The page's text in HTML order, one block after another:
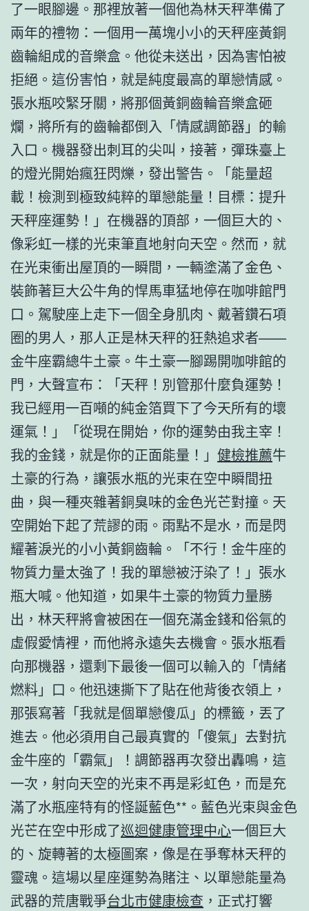
了一眼腳邊。那裡放著一個他為林天秤準備了
兩年的禮物：一個用一萬塊小小的天秤座黃銅
齒輪組成的音樂盒。他從未送出，因為害怕被
拒絕。這份害怕，就是純度最高的單戀情感。
張水瓶咬緊牙關，將那個黃銅齒輪音樂盒砸
爛，將所有的齒輪都倒入「情感調節器」的輸
入口。機器發出刺耳的尖叫，接著，彈珠臺上
的燈光開始瘋狂閃爍，發出警告。「能量超
載！檢測到極致純粹的單戀能量！目標：提升
天秤座運勢！」在機器的頂部，一個巨大的、
像彩虹一樣的光束筆直地射向天空。然而，就
在光束衝出屋頂的一瞬間，一輛塗滿了金色、
裝飾著巨大公牛角的悍馬車猛地停在咖啡館門
口。駕駛座上走下一個全身肌肉、戴著鑽石項
圈的男人，那人正是林天秤的狂熱追求者——
金牛座霸總牛土豪。牛土豪一腳踢開咖啡館的
門，大聲宣布：「天秤！別管那什麼負運勢！
我已經用一百噸的純金箔買下了今天所有的壞
運氣！」「從現在開始，你的運勢由我主宰！
我的金錢，就是你的正面能量！」 健檢推薦牛
土豪的行為，讓張水瓶的光束在空中瞬間扭
曲，與一種夾雜著銅臭味的金色光芒對撞。天
空開始下起了荒謬的雨。雨點不是水，而是閃
耀著淚光的小小黃銅齒輪。「不行！金牛座的
物質力量太強了！我的單戀被汙染了！」張水
瓶大喊。他知道，如果牛土豪的物質力量勝
出，林天秤將會被困在一個充滿金錢和俗氣的
虛假愛情裡，而他將永遠失去機會。張水瓶看
向那機器，還剩下最後一個可以輸入的「情緒
燃料」口。他迅速撕下了貼在他背後衣領上，
那張寫著「我就是個單戀傻瓜」的標籤，丟了
進去。他必須用自己最真實的「傻氣」去對抗
金牛座的「霸氣」！調節器再次發出轟鳴，這
一次，射向天空的光束不再是彩虹色，而是充
滿了水瓶座特有的怪誕藍色**。藍色光束與金色
光芒在空中形成了巡迴健康管理中心一個巨大
的、旋轉著的太極圖案，像是在爭奪林天秤的
靈魂。這場以星座運勢為賭注、以單戀能量為
武器的荒唐戰爭台北巿健康檢查 ，正式打響